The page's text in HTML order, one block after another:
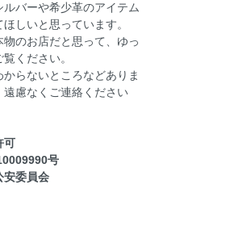
ルバーや希少革のアイテム
ほしいと思っています。
物のお店だと思って、ゆっ
覧ください。
からないところなどありま
遠慮なくご連絡ください
可
号
安委員会